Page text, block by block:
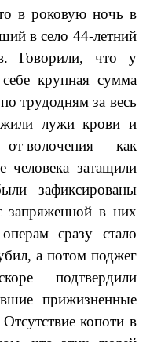
в роковую ночь в
в село 44-летний
Говорили, что у
крупная сумма
трудодням за весь
лужи крови и
от волочения — как
затащили
зафиксированы
запряженной в них
сразу стало
а потом поджег
подтвердили
прижизненные
копоти в